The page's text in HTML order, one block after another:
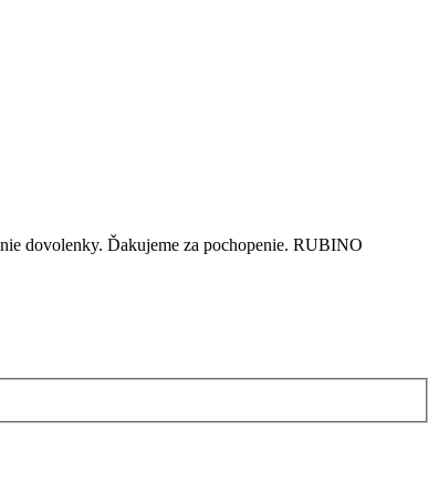
dovolenky. Ďakujeme za pochopenie. RUBINO